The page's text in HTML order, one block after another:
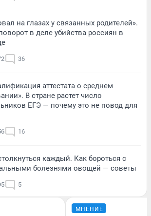
на глазах у связанных родителей».
в деле убийства россиян в
36
аттестата о среднем
В стране растет число
ЕГЭ — почему это не повод для
16
каждый. Как бороться с
болезнями овощей — советы
5
МНЕНИЕ